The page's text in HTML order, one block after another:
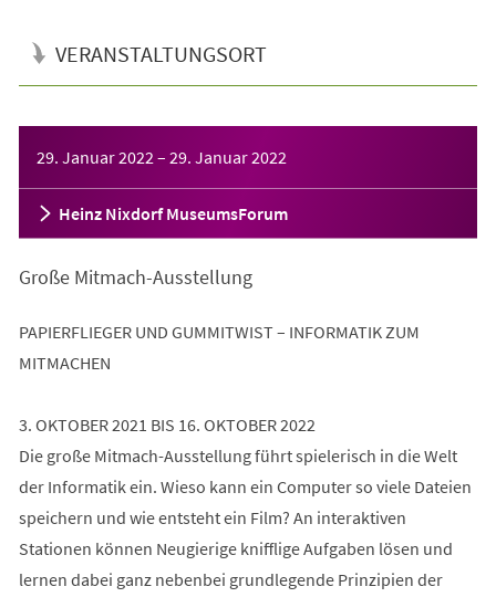
VERANSTALTUNGSORT
29. Januar 2022 – 29. Januar 2022
Heinz Nixdorf MuseumsForum
Große Mitmach-Ausstellung
PAPIERFLIEGER UND GUMMITWIST – INFORMATIK ZUM
MITMACHEN
3. OKTOBER 2021 BIS 16. OKTOBER 2022
Die große Mitmach-Ausstellung führt spielerisch in die Welt
der Informatik ein. Wieso kann ein Computer so viele Dateien
speichern und wie entsteht ein Film? An interaktiven
Stationen können Neugierige knifflige Aufgaben lösen und
lernen dabei ganz nebenbei grundlegende Prinzipien der